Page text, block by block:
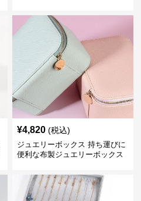
¥4,820 (税込)
ジュエリーボックス 持ち運びに
便利な布製ジュエリーボックス